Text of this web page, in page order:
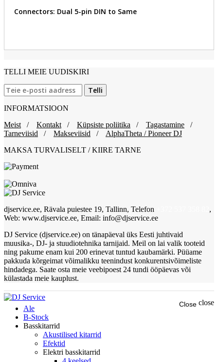
Connectors: Dual 5-pin DIN to Same
TELLI MEIE UUDISKIRI
INFORMATSIOON
Meist / Kontakt / Küpsiste poliitika / Tagastamine /
Tarneviisid / Makseviisid / AlphaTheta / Pioneer DJ
MAKSA TURVALISELT / KIIRE TARNE
djservice.ee, Rävala puiestee 19, Tallinn, Telefon
,
Web: www.djservice.ee, Email: info@djservice.ee
DJ Service (djservice.ee) on tänapäeval üks Eesti juhtivaid
muusika-, DJ- ja stuudiotehnika tarnijaid. Meil on lai valik tooteid
ning pakume enam kui 200 erinevat tuntud kaubamärki. Püüame
pakkuda kõrgeimat võimalikku teenindust konkurentsivõimeliste
hindadega. Saate osta meie veebipoest 24 tundi ööpäevas või
külastada meie kauplust.
close
Close
Ale
B-Stock
Basskitarrid
Akustilised kitarrid
Efektid
Elektri basskitarrid